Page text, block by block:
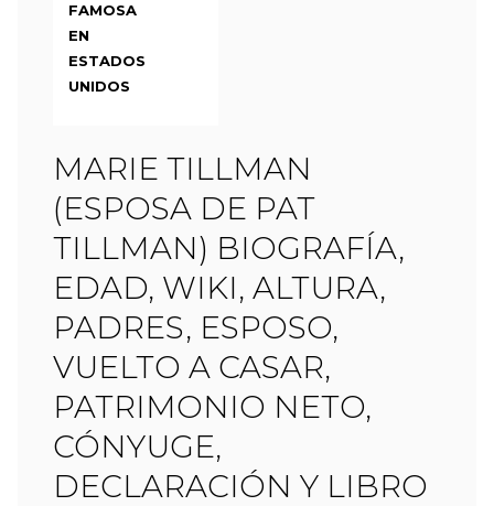
FAMOSA
EN
ESTADOS
UNIDOS
MARIE TILLMAN
(ESPOSA DE PAT
TILLMAN) BIOGRAFÍA,
EDAD, WIKI, ALTURA,
PADRES, ESPOSO,
VUELTO A CASAR,
PATRIMONIO NETO,
CÓNYUGE,
DECLARACIÓN Y LIBRO